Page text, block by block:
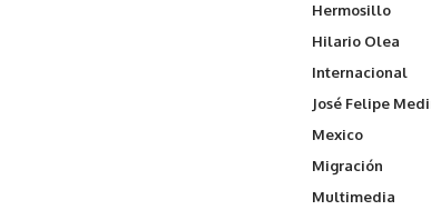
Hermosillo
Hilario Olea
Internacional
José Felipe
Mexico
Migración
Multimedia